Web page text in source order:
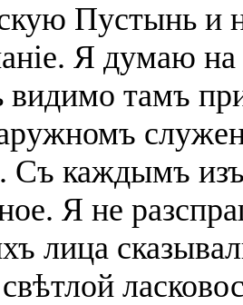
Пустынь и
Я думаю
видимо тамъ
Съ каждымъ
Я не
лица